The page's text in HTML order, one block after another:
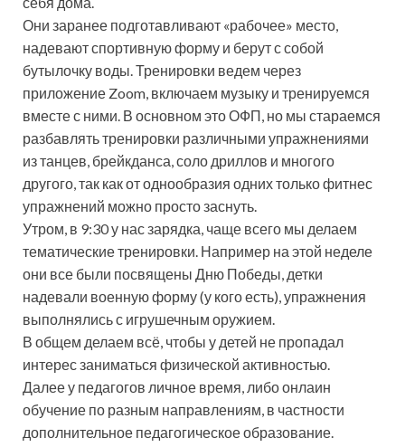
Они заранее подготавливают «рабочее» место,
надевают спортивную форму и берут с собой
бутылочку воды. Тренировки ведем через
приложение Zoom, включаем музыку и тренируемся
вместе с ними. В основном это ОФП, но мы стараемся
разбавлять тренировки различными упражнениями
из танцев, брейкданса, соло дриллов и многого
другого, так как от однообразия одних только фитнес
упражнений можно просто заснуть.
Утром, в 9:30 у нас зарядка, чаще всего мы делаем
тематические тренировки. Например на этой неделе
они все были посвящены Дню Победы, детки
надевали военную форму (у кого есть), упражнения
выполнялись с игрушечным оружием.
В общем делаем всё, чтобы у детей не пропадал
интерес заниматься физической активностью.
Далее у педагогов личное время, либо онлаин
обучение по разным направлениям, в частности
дополнительное педагогическое образование.